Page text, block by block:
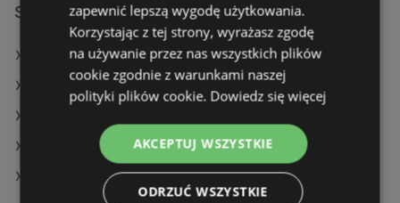
Sklepy Pepco w:
Pepco w Łysomice
Pepco w Świecie
Pepco w Grodków
Pepco w Korczyna
zapewnić lepszą wygodę użytkowania.
Korzystając z tej strony, wyrażasz zgodę
na używanie przez nas wszystkich plików
cookie zgodnie z warunkami naszej
polityki plików cookie. Dowiedz się więcej
AKCEPTUJ WSZYSTKIE
ODRZUĆ WSZYSTKIE